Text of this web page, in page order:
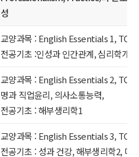
성
교양과목 : English Essentials 1,
전공기초 :인성과 인간관계, 심리학개
교양과목 : English Essentials 2,
명과 직업윤리, 의사소통능력,
전공기초 : 해부생리학1
교양과목 : English Essentials 3,
전공기초 : 성과 건강, 해부생리학2, 미